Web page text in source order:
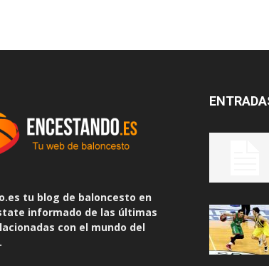
tu blog de baloncesto en
informado de las últimas
con el mundo del